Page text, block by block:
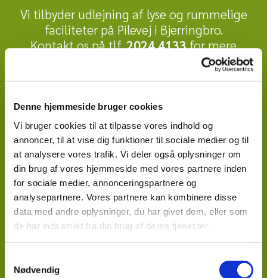
Denne hjemmeside bruger cookies
Vi bruger cookies til at tilpasse vores indhold og
annoncer, til at vise dig funktioner til sociale medier og til
at analysere vores trafik. Vi deler også oplysninger om
din brug af vores hjemmeside med vores partnere inden
for sociale medier, annonceringspartnere og
analysepartnere. Vores partnere kan kombinere disse
data med andre oplysninger, du har givet dem, eller som
de har indsamlet fra din brug af deres tjenester.
Nødvendig
Vi tilbyder udlejning af lyse og rummelige
faciliteter på Pilevej i Bjerringbro.
Kontakt os på tlf.2024 4133for mere
Faciliteter
Der kan dækkes op til 60 personer, og der er garderobe,
toiletter og et fuldt udstyret køkken til rådighed.